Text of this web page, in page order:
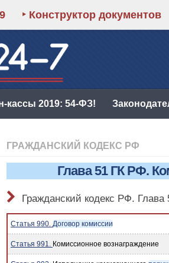
‣ Конструктор документов
кассы 2019: 54-ФЗ!
ГРАЖДАНСКИЙ КОДЕКС РФ
Глава 51 ГК РФ.
Гражданский кодекс РФ.
Статья 990. Договор комиссии
Статья 991. Комиссионное вознаграждение